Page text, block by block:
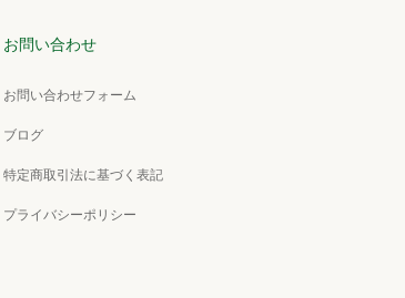
お問い合わせ
お問い合わせフォーム
ブログ
特定商取引法に基づく表記
プライバシーポリシー